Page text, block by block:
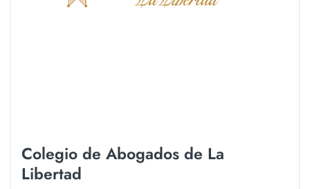
Colegio de Abogados de La
Libertad